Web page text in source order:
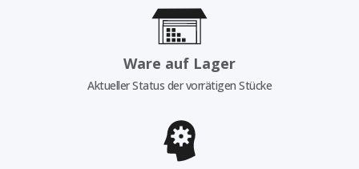
Ware auf Lager
Aktueller Status der vorrätigen Stücke